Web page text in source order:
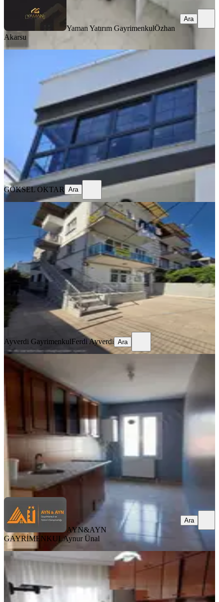
Yaman Yatırım GayrimenkulÖzhan
Akarsu
Ara
Reşat Beyde Kiralık 2,5+1 Sıfır Teraslı
Dublex Daire
Akhisar, Reşat Bey Mahallesi
2.5+1·126 m²·3. Kat
27.500 ₺
GÖKSEL OKTAR
Ara
GÖKSEL OKTAR Ara
Medigün Karşısı Ara Kat Kiralık
Daire
Akhisar, Reşat Bey Mahallesi
110 m²·2. Kat·06.08.2026
15.500 ₺
Ayverdi Gayrimenkul Ferdi Ayverdi
Ayverdi GayrimenkulFerdi Ayverdi Ara
BALKONLU
Akhisar, Paşa Mahallesi
2+1· 80 m²·1. Kat·06.08.2026
17.000 ₺
AYN&AYN GAYRİMENKULAynur Ünal
Ara
AYN&AYN
GAYRİMENKULAynur Ünal
Ara
EŞYALI
Cumhuriyet Mahallesi 2 + 1 Eşyalı
Kiralık Daire
Akhisar, Cumhuriyet Mahallesi